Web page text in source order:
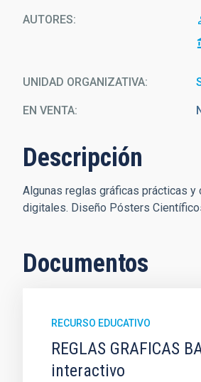
AUTORES
UNIDAD ORGANIZATIVA
EN VENTA
Descripción
Algunas reglas gráficas prácticas
digitales. Diseño Pósters
Documentos
RECURSO EDUCATIVO
REGLAS GRAFICAS
interactivo